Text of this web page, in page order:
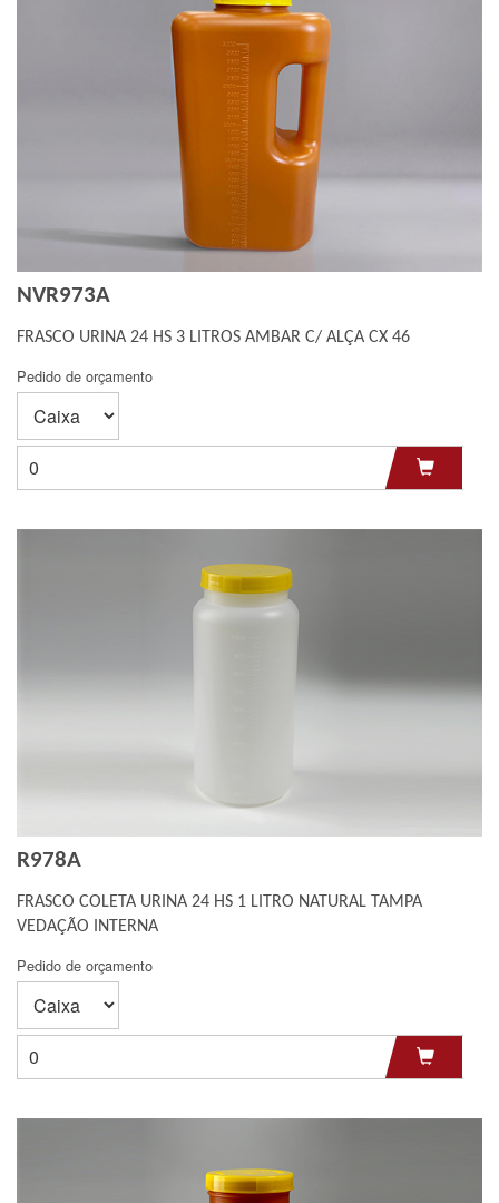
NVR973A
FRASCO URINA 24 HS 3 LITROS AMBAR C/ ALÇA CX 46
Pedido de orçamento
R978A
FRASCO COLETA URINA 24 HS 1 LITRO NATURAL TAMPA
VEDAÇÃO INTERNA
Pedido de orçamento